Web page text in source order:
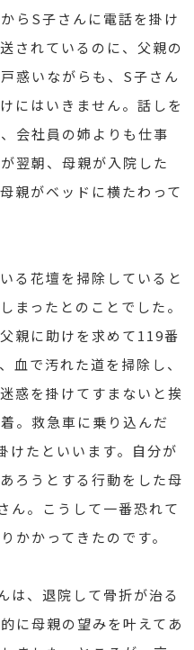
らS子さんに電話を掛け
されているのに、父親の
惑いながらも、S子さん
にはいきません。話しを
会社員の姉よりも仕事
翌朝、母親が入院した
親がベッドに横たわって
る花壇を掃除していると
まったとのことでした。
親に助けを求めて119番
血で汚れた道を掃除し、
惑を掛けてすまないと挨
。救急車に乗り込んだ
けたといいます。自分が
ろうとする行動をした母
ん。こうして一番恐れて
かかってきたのです。
は、退院して骨折が治る
に母親の望みを叶えてあ